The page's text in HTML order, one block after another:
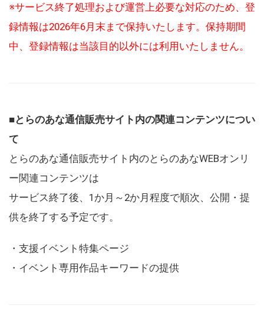
※サービス終了処理および運営上必要な対応のため、登
録情報は2026年6月末まで保持いたします。保持期間
中、登録情報は当該目的以外には利用いたしません。
■とらのあな通信販売サイト内の関連コンテンツについ
て
とらのあな通信販売サイト内のとらのあなWEBオンリ
ー関連コンテンツは
サービス終了後、1か月～2か月程度で順次、公開・提
供を終了する予定です。
・支援イベント特集ページ
・イベント専用作品キーワードの提供